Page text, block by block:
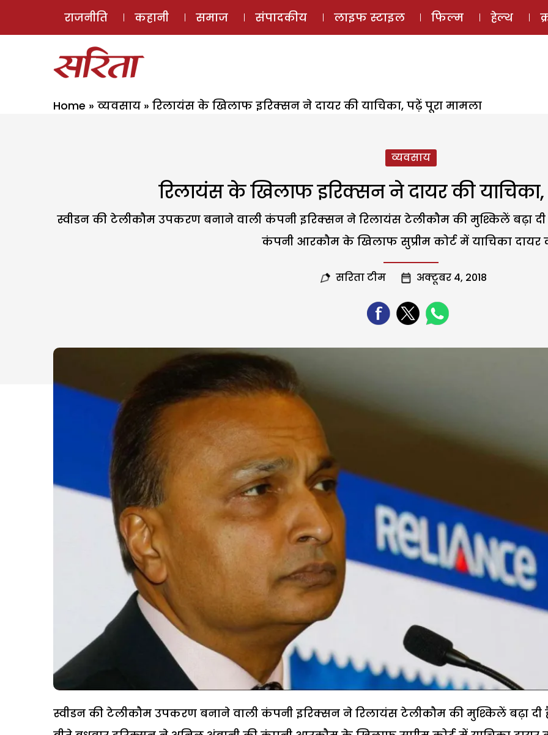
ई-मैगज़ीन
राजनीति कहानी समाज संपादकीय लाइफ स्टाइल फिल्म हेल्थ
Home » व्यवसाय » रिलायंस के खिलाफ इरिक्सन ने दायर की याचिका, पढ़ें पूरा मामला
व्यवसाय
रिलायंस के खिलाफ इरिक्सन ने दायर की याचिका,
स्वीडन की टेलीकौम उपकरण बनाने वाली कंपनी इरिक्सन ने रिलायंस टेलीकौम की मुश्किलें बढ़ा
कंपनी आरकौम के खिलाफ सुप्रीम कोर्ट में याचिका दायर
सरिता टीम अक्टूबर 4, 2018
स्वीडन की टेलीकौम उपकरण बनाने वाली कंपनी इरिक्सन ने रिलायंस टेलीकौम की मुश्किलें बढ़ा दी